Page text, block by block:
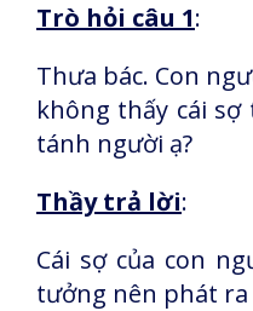
Trò hỏi câu 1:
Thưa bác. Con
không thấy cái
tánh người ạ?
Thầy trả lời:
Cái sợ của con
tưởng nên phát ra